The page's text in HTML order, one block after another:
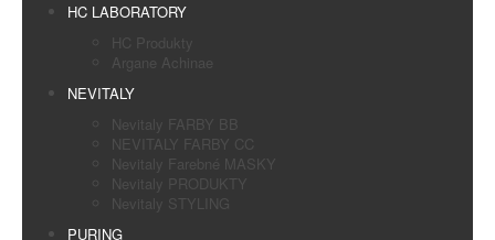
HC LABORATORY
HC Produkty
Argane Achinae
NEVITALY
Nevitaly FARBY BB
NEVITALY FARBY CC
Nevitaly Farebné MASKY
Nevitaly PRODUKTY
Nevitaly STYLING
PURING